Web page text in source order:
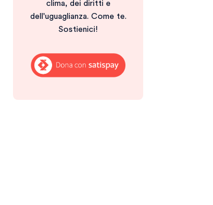
clima, dei diritti e
dell'uguaglianza. Come te.
Sostienici!